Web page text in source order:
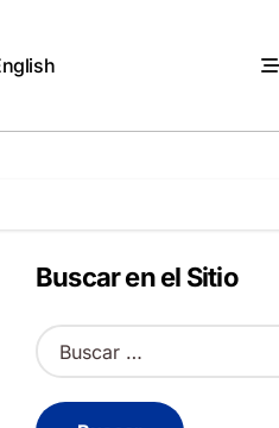
Buscar en el Sitio
B
u
c